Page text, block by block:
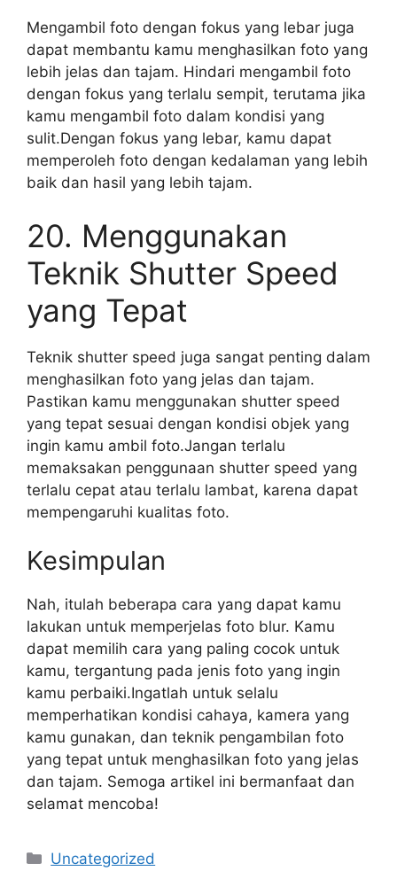
Mengambil foto dengan fokus yang lebar juga
dapat membantu kamu menghasilkan foto yang
lebih jelas dan tajam. Hindari mengambil foto
dengan fokus yang terlalu sempit, terutama jika
kamu mengambil foto dalam kondisi yang
sulit.Dengan fokus yang lebar, kamu dapat
memperoleh foto dengan kedalaman yang lebih
baik dan hasil yang lebih tajam.
20. Menggunakan
Teknik Shutter Speed
yang Tepat
Teknik shutter speed juga sangat penting dalam
menghasilkan foto yang jelas dan tajam.
Pastikan kamu menggunakan shutter speed
yang tepat sesuai dengan kondisi objek yang
ingin kamu ambil foto.Jangan terlalu
memaksakan penggunaan shutter speed yang
terlalu cepat atau terlalu lambat, karena dapat
mempengaruhi kualitas foto.
Kesimpulan
Nah, itulah beberapa cara yang dapat kamu
lakukan untuk memperjelas foto blur. Kamu
dapat memilih cara yang paling cocok untuk
kamu, tergantung pada jenis foto yang ingin
kamu perbaiki.Ingatlah untuk selalu
memperhatikan kondisi cahaya, kamera yang
kamu gunakan, dan teknik pengambilan foto
yang tepat untuk menghasilkan foto yang jelas
dan tajam. Semoga artikel ini bermanfaat dan
selamat mencoba!
Categories
Uncategorized